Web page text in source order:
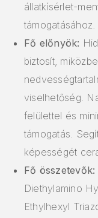
állatkísérlet-
támogatásához.
Fő előnyök:
biztosít,
viselhetőség.
felülettel és
támogatás.
képességét
Fő összetevők:
Diethylamino
Ethylhexyl